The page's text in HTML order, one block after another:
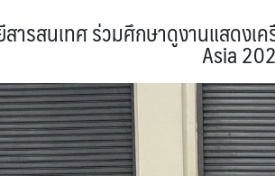
ารสนเทศ ร่วมศึกษาดูงานแสดงเ
Asia